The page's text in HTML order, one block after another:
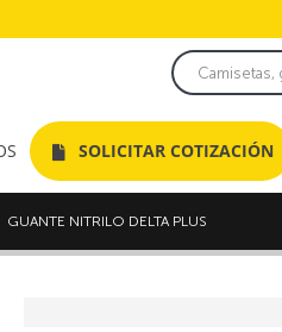
SOLICITAR COTIZACIÓN
GUANTE NITRILO DELTA PLUS